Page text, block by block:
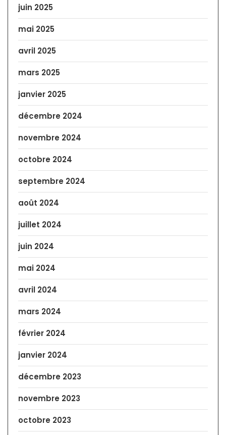
juin 2025
mai 2025
avril 2025
mars 2025
janvier 2025
décembre 2024
novembre 2024
octobre 2024
septembre 2024
août 2024
juillet 2024
juin 2024
mai 2024
avril 2024
mars 2024
février 2024
janvier 2024
décembre 2023
novembre 2023
octobre 2023